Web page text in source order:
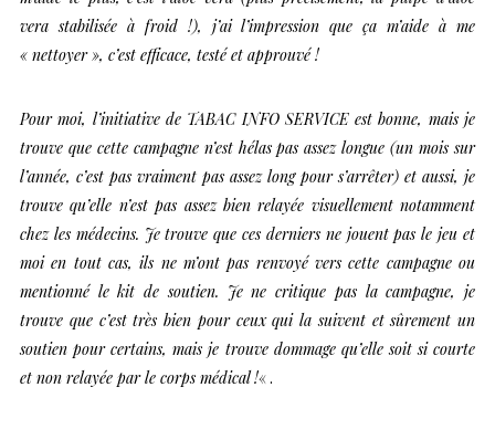
vera stabilisée à froid !), j’ai l’impression que ça m’aide à me
« nettoyer », c’est efficace, testé et approuvé !
Pour moi, l’initiative de TABAC INFO SERVICE est bonne, mais je
trouve que cette campagne n’est hélas pas assez longue (un mois sur
l’année, c’est pas vraiment pas assez long pour s’arrêter) et aussi, je
trouve qu’elle n’est pas assez bien relayée visuellement notamment
chez les médecins. Je trouve que ces derniers ne jouent pas le jeu et
moi en tout cas, ils ne m’ont pas renvoyé vers cette campagne ou
mentionné le kit de soutien. Je ne critique pas la campagne, je
trouve que c’est très bien pour ceux qui la suivent et sûrement un
soutien pour certains, mais je trouve dommage qu’elle soit si courte
et non relayée par le corps médical !« .